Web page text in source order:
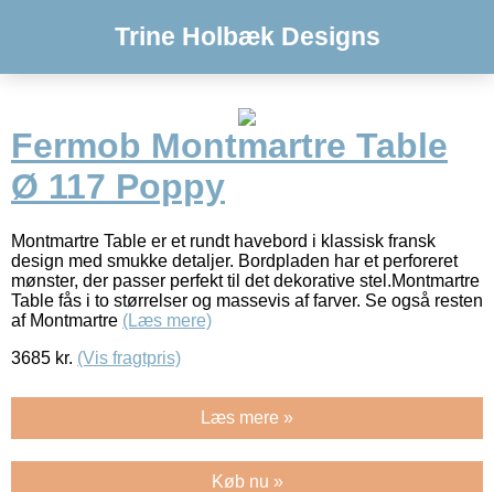
Trine Holbæk Designs
Fermob Montmartre Table
Ø 117 Poppy
Montmartre Table er et rundt havebord i klassisk fransk
design med smukke detaljer. Bordpladen har et perforeret
mønster, der passer perfekt til det dekorative stel.Montmartre
Table fås i to størrelser og massevis af farver. Se også resten
af Montmartre (Læs mere)
3685 kr. (Vis fragtpris)
Læs mere »
Køb nu »